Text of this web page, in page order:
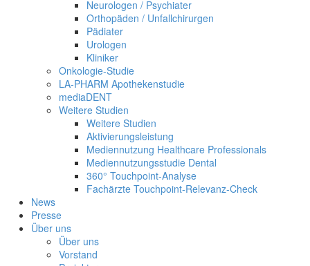
Neurologen / Psychiater
Orthopäden / Unfallchirurgen
Pädiater
Urologen
Kliniker
Onkologie-Studie
LA-PHARM Apothekenstudie
mediaDENT
Weitere Studien
Weitere Studien
Aktivierungsleistung
Mediennutzung Healthcare Professionals
Mediennutzungsstudie Dental
360° Touchpoint-Analyse
Fachärzte Touchpoint-Relevanz-Check
News
Presse
Über uns
Über uns
Vorstand